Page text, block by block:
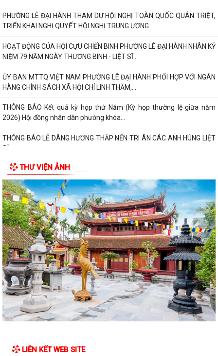
PHƯỜNG LÊ ĐẠI HÀNH THAM DỰ HỘI NGHỊ TOÀN QUỐC QUÁN TRIỆT,
TRIỂN KHAI NGHỊ QUYẾT HỘI NGHỊ TRUNG ƯƠNG...
HOẠT ĐỘNG CỦA HỘI CỰU CHIẾN BINH PHƯỜNG LÊ ĐẠI HÀNH NHÂN KỶ
NIỆM 79 NĂM NGÀY THƯƠNG BINH - LIỆT SĨ...
ỦY BAN MTTQ VIỆT NAM PHƯỜNG LÊ ĐẠI HÀNH PHỐI HỢP VỚI NGÂN
HÀNG CHÍNH SÁCH XÃ HỘI CHÍ LINH THĂM,...
THÔNG BÁO Kết quả kỳ họp thứ Năm (Kỳ họp thường lệ giữa năm
2026) Hội đồng nhân dân phường khóa...
THÔNG BÁO LỄ DÂNG HƯƠNG THẮP NẾN TRI ÂN CÁC ANH HÙNG LIỆT
SĨ
CHIẾN DỊCH 500 NGÀY ĐÊM ĐẨY MẠNH THỰC HIỆN, TÌM KIẾM, QUY
TẬP, XÁC ĐỊNH DANH TÍNH HÀI CỐT LIỆT SĨ
NGHỊ QUYẾT Quy định nội dung chi, mức chi kinh phí bảo đảm cho
công tác xây dựng văn bản quy...
10 Nghị quyết trụ cột trong kỷ nguyên vươn mình của dân tộc
Chỉ thị số 07-CT/TW đẩy mạnh học tập, thực hành tư tưởng, đạo đức,
phương pháp, phong cách Hồ Chí...
Hướng dẫn Quản lý và sử dụng thẻ Đảng viên
Thông báo về việc tăng cường cảnh giác với các đối tượng nhận làm
dịch vụ đất đai trái quy định của...
THƯ VIỆN ẢNH
LIÊN KẾT WEB SITE